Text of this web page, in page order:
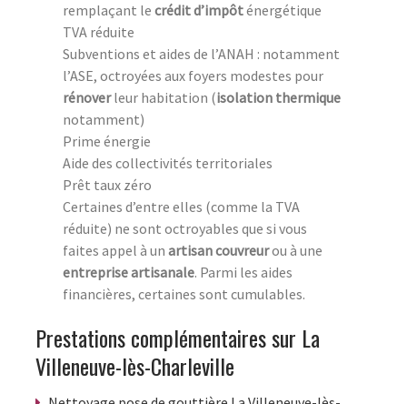
remplaçant le crédit d’impôténergétique
TVA réduite
Subventions et aides de l’ANAH : notamment
l’ASE, octroyées aux foyers modestes pour
rénoverleur habitation (isolation thermique
notamment)
Prime énergie
Aide des collectivités territoriales
Prêt taux zéro
Certaines d’entre elles (comme la TVA
réduite) ne sont octroyables que si vous
faites appel à un artisan couvreurou à une
entreprise artisanale. Parmi les aides
financières, certaines sont cumulables.
Prestations complémentaires sur La
Villeneuve-lès-Charleville